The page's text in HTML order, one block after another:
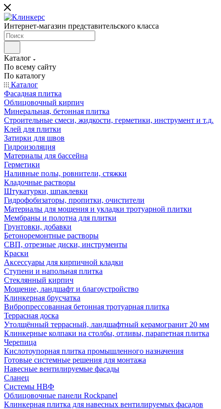
Интернет-магазин представительского класса
Каталог
По всему сайту
По каталогу
Каталог
Фасадная плитка
Облицовочный кирпич
Минеральная, бетонная плитка
Строительные смеси, жидкости, герметики, инструмент и т.д.
Клей для плитки
Затирки для швов
Гидроизоляция
Материалы для бассейна
Герметики
Наливные полы, ровнители, стяжки
Кладочные растворы
Штукатурки, шпаклевки
Гидрофобизаторы, пропитки, очистители
Материалы для мощения и укладки тротуарной плитки
Мембраны и полотна для плитки
Грунтовки, добавки
Бетоноремонтные растворы
СВП, отрезные диски, инструменты
Краски
Аксессуары для кирпичной кладки
Ступени и напольная плитка
Cтеклянный кирпич
Мощение, ландшафт и благоустройство
Клинкерная брусчатка
Вибропрессованная бетонная тротуарная плитка
Террасная доска
Утолщённый террасный, ландшафтный керамогранит 20 мм
Клинкерные колпаки на столбы, отливы, парапетная плитка
Черепица
Кислотоупорная плитка промышленного назначения
Готовые системные решения для монтажа
Навесные вентилируемые фасады
Сланец
Системы НВФ
Облицовочные панели Rockpanel
Клинкерная плитка для навесных вентилируемых фасадов